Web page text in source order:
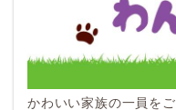
かわいい家族の一員を